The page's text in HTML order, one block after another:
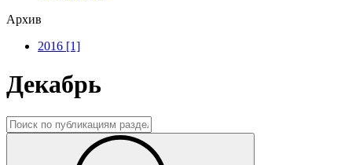
Архив
2016 [1]
Декабрь